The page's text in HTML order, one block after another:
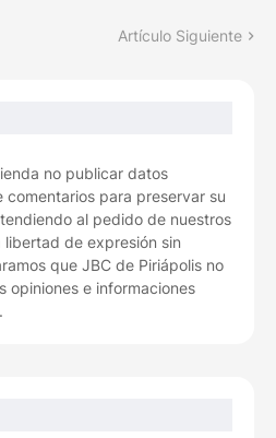
Artículo Siguiente
no publicar datos
comentarios para preservar su
al pedido de nuestros
libertad de expresión sin
que JBC de Piriápolis no
opiniones e informaciones